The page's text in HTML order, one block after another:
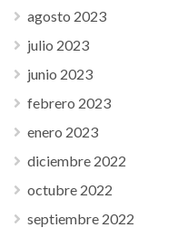
agosto 2023
julio 2023
junio 2023
febrero 2023
enero 2023
diciembre 2022
octubre 2022
septiembre 2022